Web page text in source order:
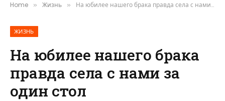
Home » Жизнь » На юбилее нашего брака правда села с нами за один стол
ЖИЗНЬ
На юбилее нашего брака
правда села с нами за
один стол